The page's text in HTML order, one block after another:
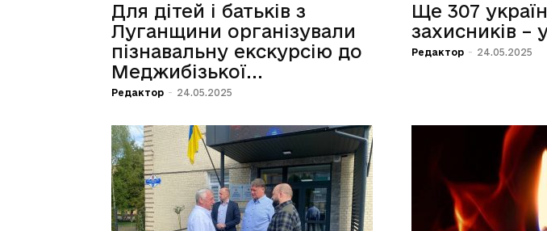
Для дітей і батьків з
Луганщини організували
пізнавальну екскурсію до
Меджибізької...
Редактор - 24.05.2025
Ще 307
захисників –
Редактор - 24.05.2025